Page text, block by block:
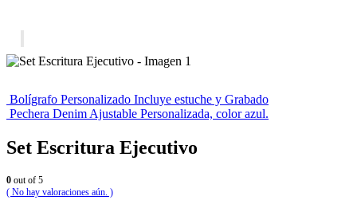
Bolígrafo Personalizado Incluye estuche y Grabado
Pechera Denim Ajustable Personalizada, color azul.
Set Escritura Ejecutivo
0 out of 5
( No hay valoraciones aún. )